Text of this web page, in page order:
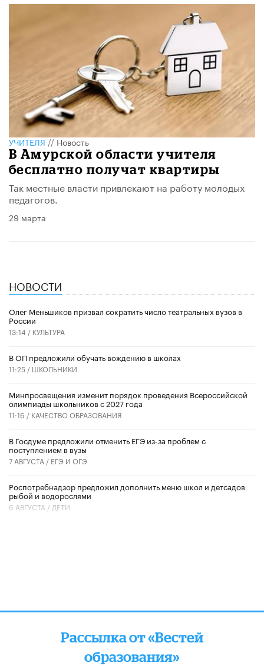
УЧИТЕЛЯ//Новость
В Амурской области учителя
бесплатно получат квартиры
Так местные власти привлекают на работу молодых
педагогов.
29 марта
НОВОСТИ
Олег Меньшиков призвал сократить число театральных вузов в
России
13:14 / КУЛЬТУРА
В ОП предложили обучать вождению в школах
11:25 / ШКОЛЬНИКИ
Минпросвещения изменит порядок проведения Всероссийской
олимпиады школьников с 2027 года
11:16 / КАЧЕСТВО ОБРАЗОВАНИЯ
В Госдуме предложили отменить ЕГЭ из-за проблем с
поступлением в вузы
7 АВГУСТА / ЕГЭ И ОГЭ
Роспотребнадзор предложил дополнить меню школ и детсадов
рыбой и водорослями
6 АВГУСТА / ДЕТИ
Рассылка от «Вестей
образования»